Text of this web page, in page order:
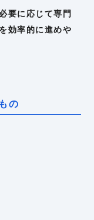
要に応じて専門
効率的に進めや
の